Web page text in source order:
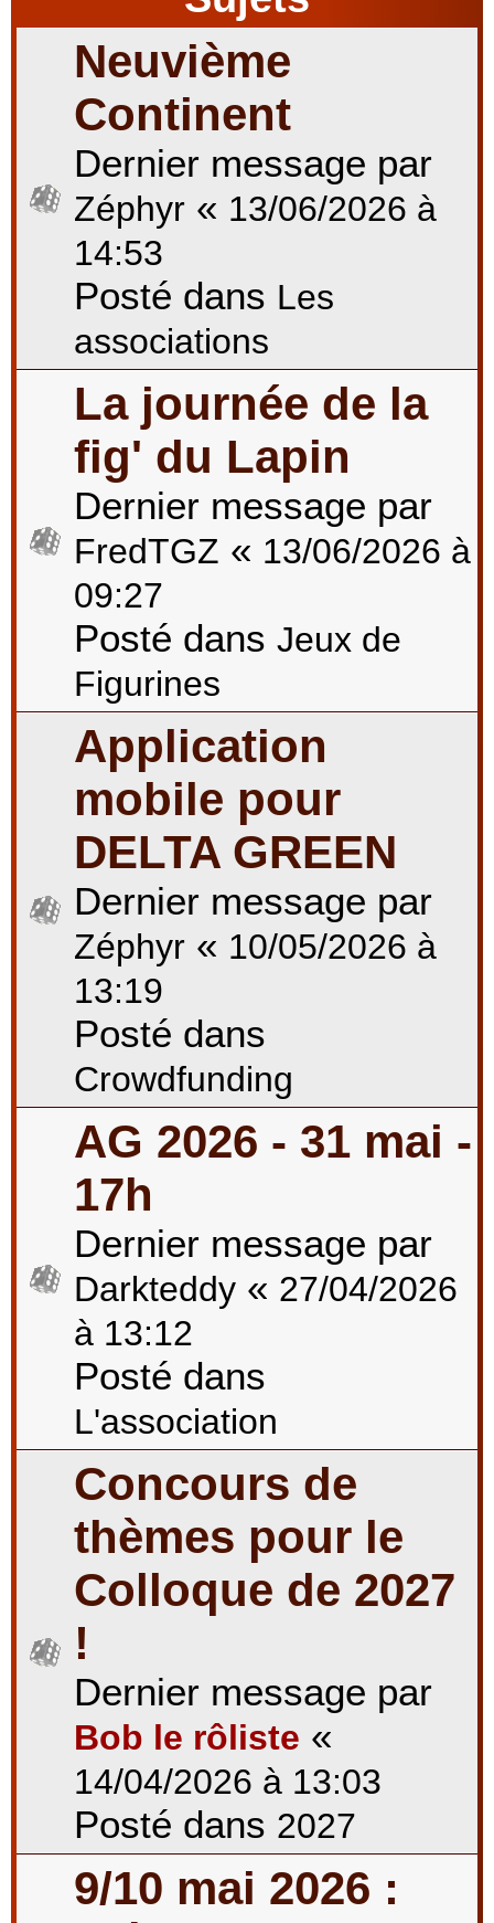
Neuvième
Continent
Dernier message par
Zéphyr « 13/06/2026 à
14:53
Posté dans Les
associations
La journée de la
fig' du Lapin
Dernier message par
FredTGZ « 13/06/2026 à
09:27
Posté dans Jeux de
Figurines
Application
mobile pour
DELTA GREEN
Dernier message par
Zéphyr « 10/05/2026 à
13:19
Posté dans
Crowdfunding
AG 2026 - 31 mai -
17h
Dernier message par
Darkteddy « 27/04/2026
à 13:12
Posté dans
L'association
Concours de
thèmes pour le
Colloque de 2027
!
Dernier message par
Bob le rôliste «
14/04/2026 à 13:03
Posté dans 2027
9/10 mai 2026 :